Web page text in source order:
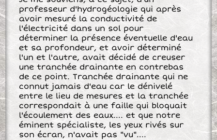
professeur d'hydrogéologie qui après
avoir mesuré la conductivité de
l'électricité dans un sol pour
déterminer la présence éventuelle d'eau
et sa profondeur, et avoir déterminé
l'un et l'autre, avait décidé de creuser
une tranchée drainante en contrebas
de ce point. Tranchée drainante qui ne
connut jamais d'eau car le dénivelé
entre le lieu de mesures et la tranchée
correspondait à une faille qui bloquait
l'écoulement des eaux.... et que notre
éminent spécialiste, les yeux rivés sur
son écran, n'avait pas "vu"....